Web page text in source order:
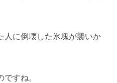
人に倒壊した氷塊が襲いか
すね。